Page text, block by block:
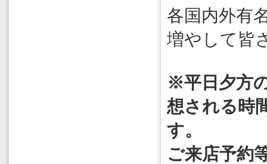
各国内外有
増やして皆
※平日夕方
想される時
す。
ご来店予約